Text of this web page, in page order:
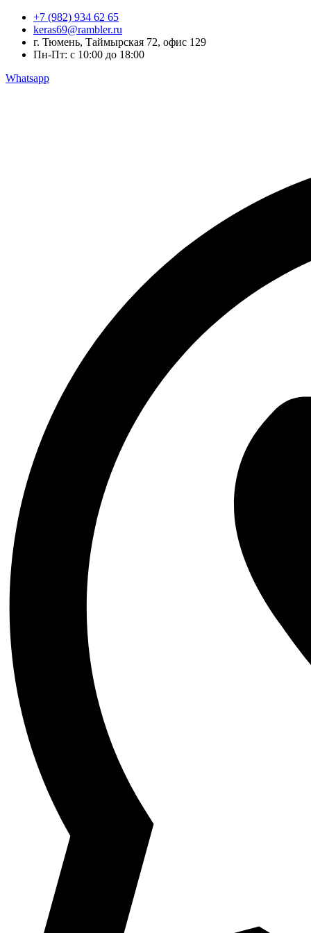
Перейти
содержимому
+7 (982) 934 62 65
keras69@rambler.ru
г. Тюмень, Таймырская 72, офис 129
Пн-Пт: с 10:00 до 18:00
Whatsapp